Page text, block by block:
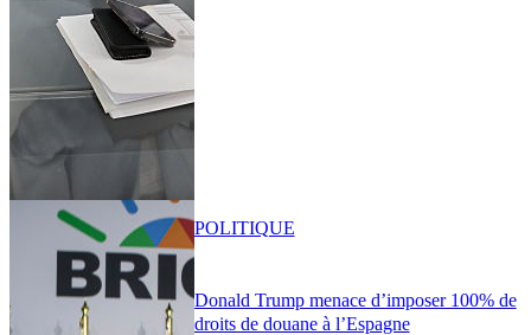
Donald Trump menace d’imposer 100% de
droits de douane à l’Espagne
POLITIQUE